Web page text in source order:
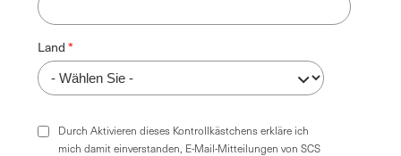
Land
Durch Aktivieren dieses Kontrollkästchens erkläre ich
mich damit einverstanden, E-Mail-Mitteilungen von SCS